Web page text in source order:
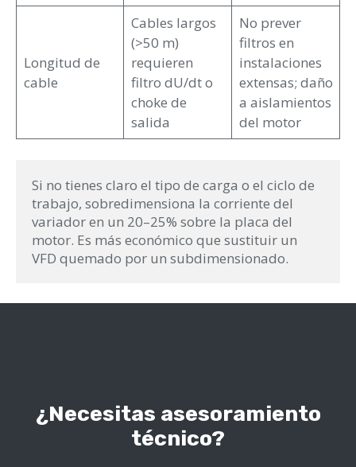
Longitud de
cable
Cables largos
(>50 m)
requieren
filtro dU/dt o
choke de
salida
No prever
filtros en
instalaciones
extensas; daño
a aislamientos
del motor
Si no tienes claro el tipo de carga o el ciclo de
trabajo, sobredimensiona la corriente del
variador en un 20–25% sobre la placa del
motor. Es más económico que sustituir un
VFD quemado por un subdimensionado.
¿Necesitas asesoramiento
técnico?